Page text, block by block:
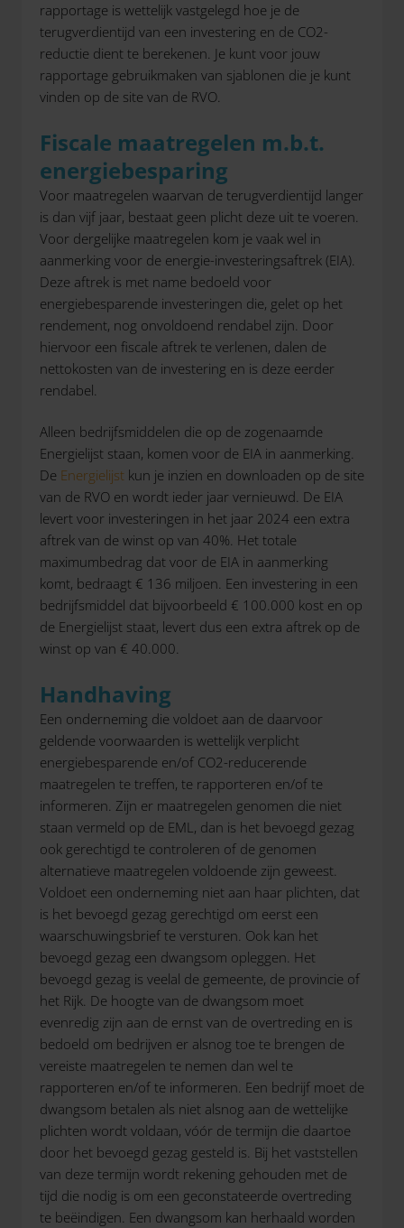
rapportage is wettelijk vastgelegd hoe je de
terugverdientijd van een investering en de CO2-
reductie dient te berekenen. Je kunt voor jouw
rapportage gebruikmaken van sjablonen die je kunt
vinden op de site van de RVO.
Fiscale maatregelen m.b.t.
energiebesparing
Voor maatregelen waarvan de terugverdientijd langer
is dan vijf jaar, bestaat geen plicht deze uit te voeren.
Voor dergelijke maatregelen kom je vaak wel in
aanmerking voor de energie-investeringsaftrek (EIA).
Deze aftrek is met name bedoeld voor
energiebesparende investeringen die, gelet op het
rendement, nog onvoldoend rendabel zijn. Door
hiervoor een fiscale aftrek te verlenen, dalen de
nettokosten van de investering en is deze eerder
rendabel.
Alleen bedrijfsmiddelen die op de zogenaamde
Energielijst staan, komen voor de EIA in aanmerking.
De Energielijst kun je inzien en downloaden op de site
van de RVO en wordt ieder jaar vernieuwd. De EIA
levert voor investeringen in het jaar 2024 een extra
aftrek van de winst op van 40%. Het totale
maximumbedrag dat voor de EIA in aanmerking
komt, bedraagt € 136 miljoen. Een investering in een
bedrijfsmiddel dat bijvoorbeeld € 100.000 kost en op
de Energielijst staat, levert dus een extra aftrek op de
winst op van € 40.000.
Handhaving
Een onderneming die voldoet aan de daarvoor
geldende voorwaarden is wettelijk verplicht
energiebesparende en/of CO2-reducerende
maatregelen te treffen, te rapporteren en/of te
informeren. Zijn er maatregelen genomen die niet
staan vermeld op de EML, dan is het bevoegd gezag
ook gerechtigd te controleren of de genomen
alternatieve maatregelen voldoende zijn geweest.
Voldoet een onderneming niet aan haar plichten, dat
is het bevoegd gezag gerechtigd om eerst een
waarschuwingsbrief te versturen. Ook kan het
bevoegd gezag een dwangsom opleggen. Het
bevoegd gezag is veelal de gemeente, de provincie of
het Rijk. De hoogte van de dwangsom moet
evenredig zijn aan de ernst van de overtreding en is
bedoeld om bedrijven er alsnog toe te brengen de
vereiste maatregelen te nemen dan wel te
rapporteren en/of te informeren. Een bedrijf moet de
dwangsom betalen als niet alsnog aan de wettelijke
plichten wordt voldaan, vóór de termijn die daartoe
door het bevoegd gezag gesteld is. Bij het vaststellen
van deze termijn wordt rekening gehouden met de
tijd die nodig is om een geconstateerde overtreding
te beëindigen. Een dwangsom kan herhaald worden